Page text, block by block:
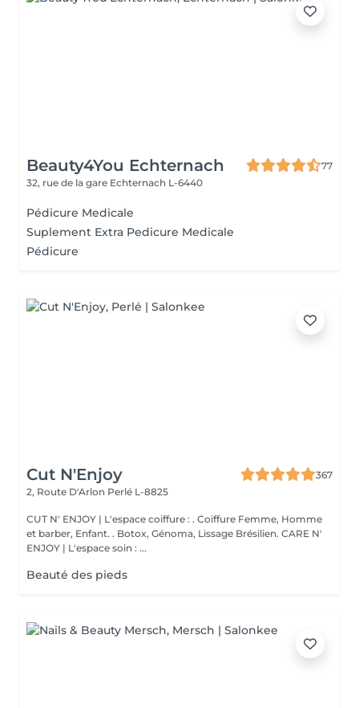
Beauty4You Echternach
77
32, rue de la gare Echternach L-6440
Pédicure Medicale
Suplement Extra Pedicure Medicale
Pédicure
Cut N'Enjoy
367
2, Route D'Arlon Perlé L-8825
CUT N' ENJOY | L'espace coiffure : . Coiffure Femme, Homme
et barber, Enfant. . Botox, Génoma, Lissage Brésilien. CARE N'
ENJOY | L'espace soin : ...
Beauté des pieds